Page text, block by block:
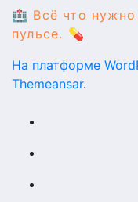
🏥 Всё что
пульсе. 💊
На платформе
Themeansar.